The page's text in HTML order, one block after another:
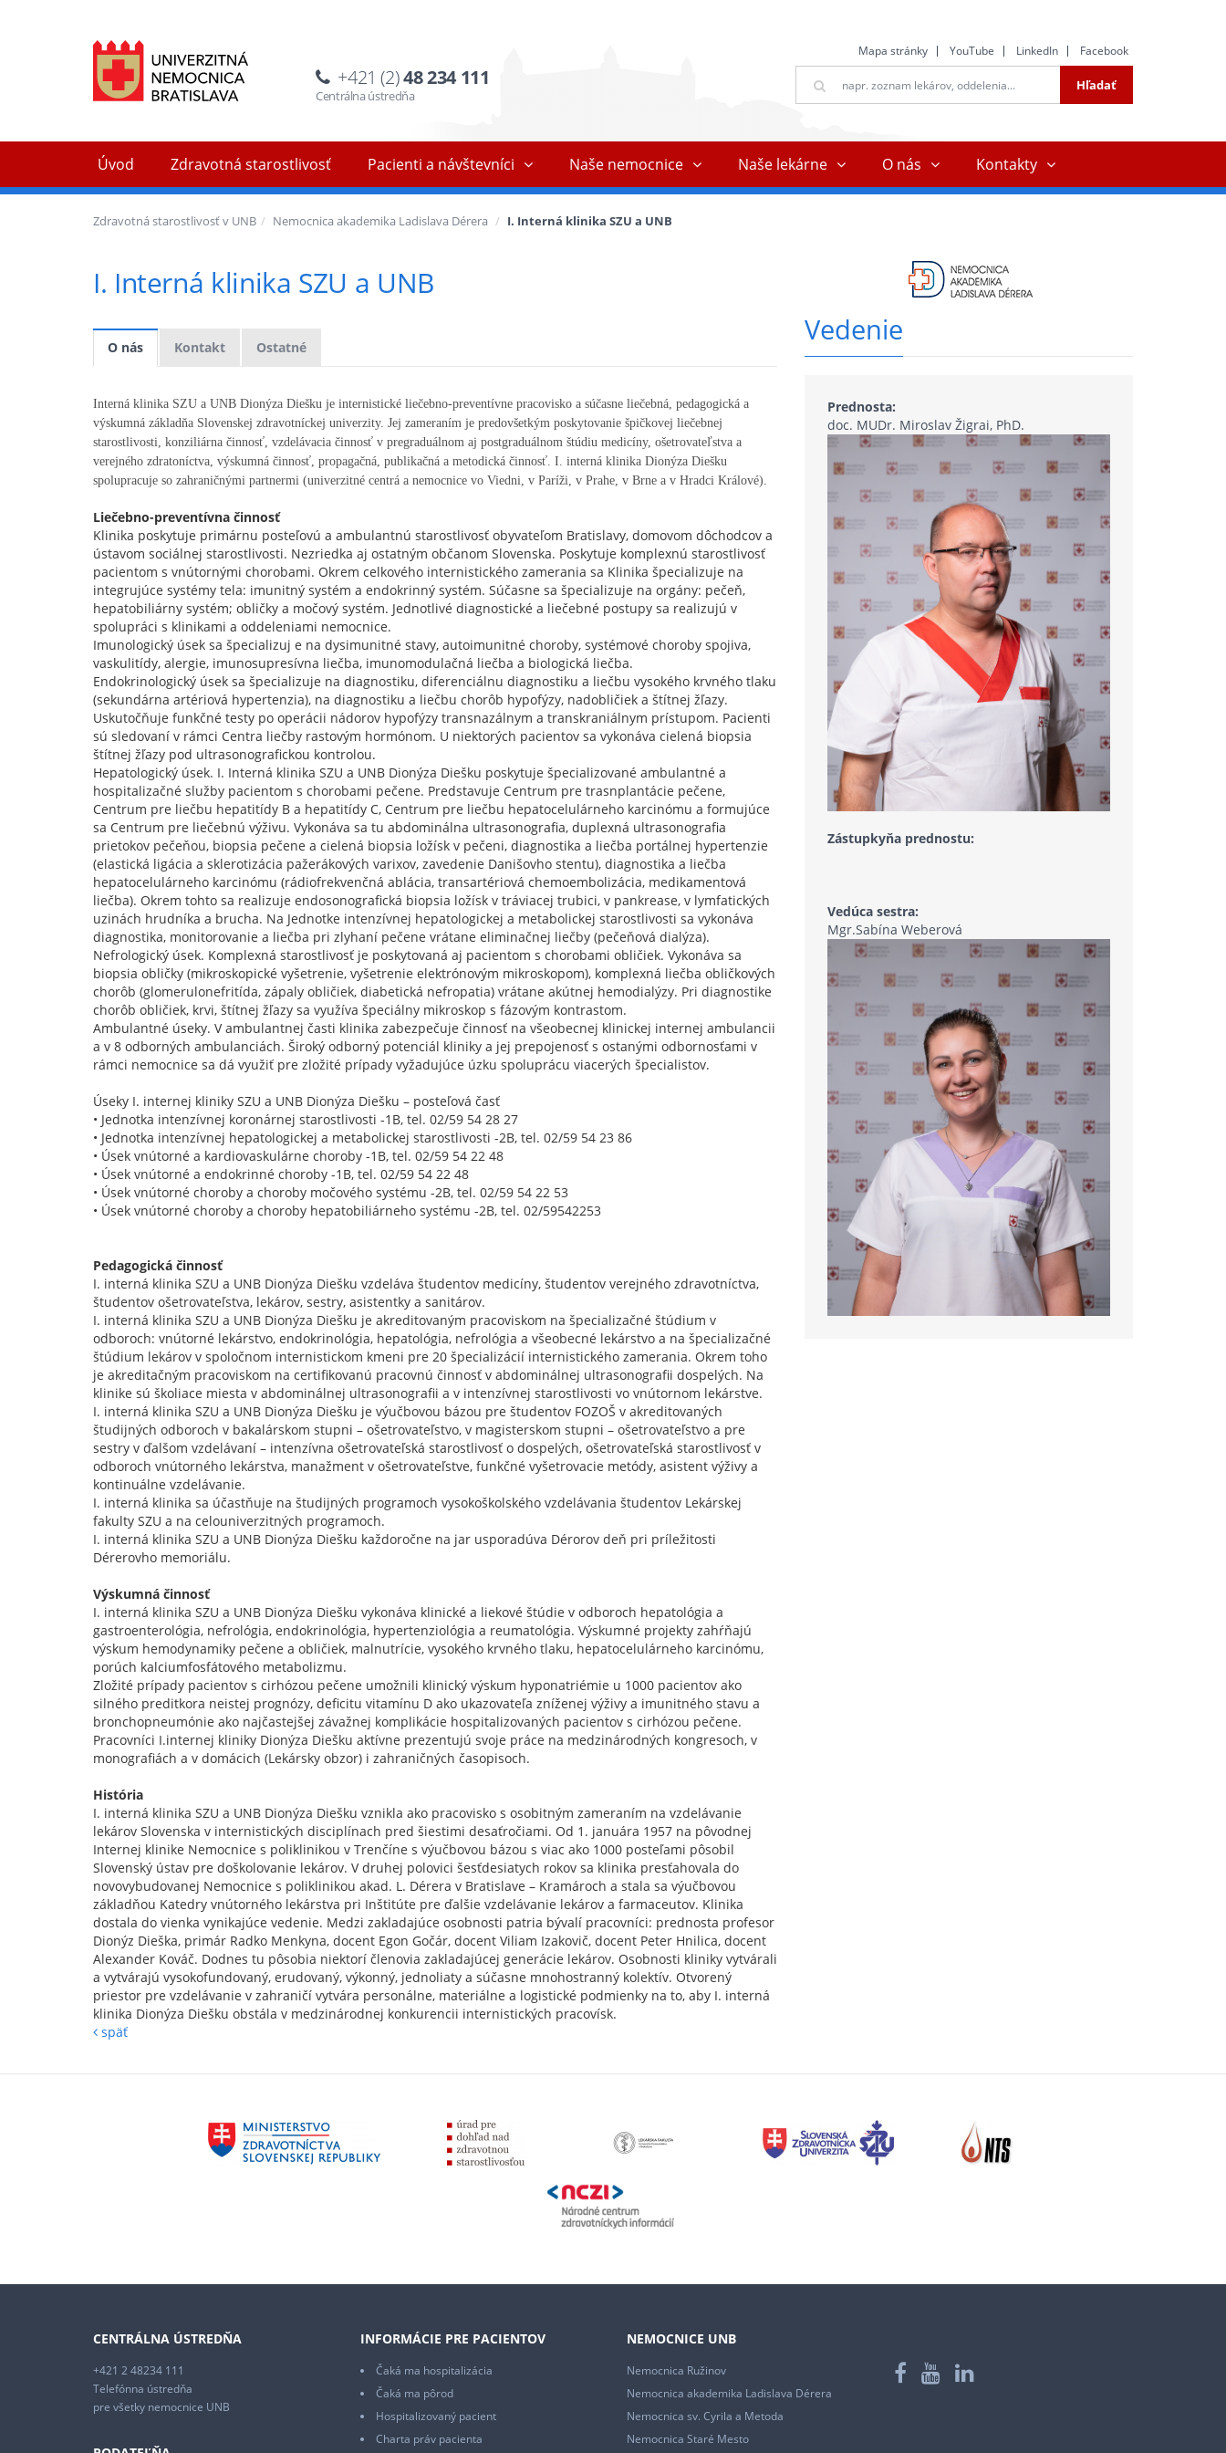
+421 (2)48 234 111
Centrálna ústredňa
Mapa stránky YouTube LinkedIn Facebook
vyhľadávanie
Hľadať
Úvod Zdravotná starostlivosť Pacienti a návštevníci Naše nemocnice Naše lekárne O nás Kontakty
Zdravotná starostlivosť v UNB Nemocnica akademika Ladislava Dérera I. Interná klinika SZU a UNB
I. Interná klinika SZU a UNB
O nás Kontakt Ostatné
Interná klinika SZU a UNB Dionýza Diešku je internistické liečebno-preventívne pracovisko a súčasne liečebná, pedagogická a
výskumná základňa Slovenskej zdravotníckej univerzity. Jej zameraním je predovšetkým poskytovanie špičkovej liečebnej
starostlivosti, konziliárna činnosť, vzdelávacia činnosť v pregraduálnom aj postgraduálnom štúdiu medicíny, ošetrovateľstva a
verejného zdratoníctva, výskumná činnosť, propagačná, publikačná a metodická činnosť. I. interná klinika Dionýza Diešku
spolupracuje so zahraničnými partnermi (univerzitné centrá a nemocnice vo Viedni, v Paríži, v Prahe, v Brne a v Hradci Králové).
Liečebno-preventívna činnosť
Klinika poskytuje primárnu posteľovú a ambulantnú starostlivosť obyvateľom Bratislavy, domovom dôchodcov a
ústavom sociálnej starostlivosti. Nezriedka aj ostatným občanom Slovenska. Poskytuje komplexnú starostlivosť
pacientom s vnútornými chorobami. Okrem celkového internistického zamerania sa Klinika špecializuje na
integrujúce systémy tela: imunitný systém a endokrinný systém. Súčasne sa špecializuje na orgány: pečeň,
hepatobiliárny systém; obličky a močový systém. Jednotlivé diagnostické a liečebné postupy sa realizujú v
spolupráci s klinikami a oddeleniami nemocnice.
Imunologický úsek sa špecializuj e na dysimunitné stavy, autoimunitné choroby, systémové choroby spojiva,
vaskulitídy, alergie, imunosupresívna liečba, imunomodulačná liečba a biologická liečba.
Endokrinologický úsek sa špecializuje na diagnostiku, diferenciálnu diagnostiku a liečbu vysokého krvného tlaku
(sekundárna artériová hypertenzia), na diagnostiku a liečbu chorôb hypofýzy, nadobličiek a štítnej žľazy.
Uskutočňuje funkčné testy po operácii nádorov hypofýzy transnazálnym a transkraniálnym prístupom. Pacienti
sú sledovaní v rámci Centra liečby rastovým hormónom. U niektorých pacientov sa vykonáva cielená biopsia
štítnej žľazy pod ultrasonografickou kontrolou.
Hepatologický úsek. I. Interná klinika SZU a UNB Dionýza Diešku poskytuje špecializované ambulantné a
hospitalizačné služby pacientom s chorobami pečene. Predstavuje Centrum pre trasnplantácie pečene,
Centrum pre liečbu hepatitídy B a hepatitídy C, Centrum pre liečbu hepatocelulárneho karcinómu a formujúce
sa Centrum pre liečebnú výživu. Vykonáva sa tu abdominálna ultrasonografia, duplexná ultrasonografia
prietokov pečeňou, biopsia pečene a cielená biopsia ložísk v pečeni, diagnostika a liečba portálnej hypertenzie
(elastická ligácia a sklerotizácia pažerákových varixov, zavedenie Danišovho stentu), diagnostika a liečba
hepatocelulárneho karcinómu (rádiofrekvenčná ablácia, transartériová chemoembolizácia, medikamentová
liečba). Okrem tohto sa realizuje endosonografická biopsia ložísk v tráviacej trubici, v pankrease, v lymfatických
uzinách hrudníka a brucha. Na Jednotke intenzívnej hepatologickej a metabolickej starostlivosti sa vykonáva
diagnostika, monitorovanie a liečba pri zlyhaní pečene vrátane eliminačnej liečby (pečeňová dialýza).
Nefrologický úsek. Komplexná starostlivosť je poskytovaná aj pacientom s chorobami obličiek. Vykonáva sa
biopsia obličky (mikroskopické vyšetrenie, vyšetrenie elektrónovým mikroskopom), komplexná liečba obličkových
chorôb (glomerulonefritída, zápaly obličiek, diabetická nefropatia) vrátane akútnej hemodialýzy. Pri diagnostike
chorôb obličiek, krvi, štítnej žľazy sa využíva špeciálny mikroskop s fázovým kontrastom.
Ambulantné úseky. V ambulantnej časti klinika zabezpečuje činnosť na všeobecnej klinickej internej ambulancii
a v 8 odborných ambulanciách. Široký odborný potenciál kliniky a jej prepojenosť s ostanými odbornosťami v
rámci nemocnice sa dá využiť pre zložité prípady vyžadujúce úzku spoluprácu viacerých špecialistov.
Úseky I. internej kliniky SZU a UNB Dionýza Diešku – posteľová časť
• Jednotka intenzívnej koronárnej starostlivosti -1B, tel. 02/59 54 28 27
• Jednotka intenzívnej hepatologickej a metabolickej starostlivosti -2B, tel. 02/59 54 23 86
• Úsek vnútorné a kardiovaskulárne choroby -1B, tel. 02/59 54 22 48
• Úsek vnútorné a endokrinné choroby -1B, tel. 02/59 54 22 48
• Úsek vnútorné choroby a choroby močového systému -2B, tel. 02/59 54 22 53
• Úsek vnútorné choroby a choroby hepatobiliárneho systému -2B, tel. 02/59542253
Pedagogická činnosť
I. interná klinika SZU a UNB Dionýza Diešku vzdeláva študentov medicíny, študentov verejného zdravotníctva,
študentov ošetrovateľstva, lekárov, sestry, asistentky a sanitárov.
I. interná klinika SZU a UNB Dionýza Diešku je akreditovaným pracoviskom na špecializačné štúdium v
odboroch: vnútorné lekárstvo, endokrinológia, hepatológia, nefrológia a všeobecné lekárstvo a na špecializačné
štúdium lekárov v spoločnom internistickom kmeni pre 20 špecializácií internistického zamerania. Okrem toho
je akreditačným pracoviskom na certifikovanú pracovnú činnosť v abdominálnej ultrasonografii dospelých. Na
klinike sú školiace miesta v abdominálnej ultrasonografii a v intenzívnej starostlivosti vo vnútornom lekárstve.
I. interná klinika SZU a UNB Dionýza Diešku je výučbovou bázou pre študentov FOZOŠ v akreditovaných
študijných odboroch v bakalárskom stupni – ošetrovateľstvo, v magisterskom stupni – ošetrovateľstvo a pre
sestry v ďalšom vzdelávaní – intenzívna ošetrovateľská starostlivosť o dospelých, ošetrovateľská starostlivosť v
odboroch vnútorného lekárstva, manažment v ošetrovateľstve, funkčné vyšetrovacie metódy, asistent výživy a
kontinuálne vzdelávanie.
I. interná klinika sa účastňuje na študijných programoch vysokoškolského vzdelávania študentov Lekárskej
fakulty SZU a na celouniverzitných programoch.
I. interná klinika SZU a UNB Dionýza Diešku každoročne na jar usporadúva Dérorov deň pri príležitosti
Dérerovho memoriálu.
Výskumná činnosť
I. interná klinika SZU a UNB Dionýza Diešku vykonáva klinické a liekové štúdie v odboroch hepatológia a
gastroenterológia, nefrológia, endokrinológia, hypertenziológia a reumatológia. Výskumné projekty zahŕňajú
výskum hemodynamiky pečene a obličiek, malnutrície, vysokého krvného tlaku, hepatocelulárneho karcinómu,
porúch kalciumfosfátového metabolizmu.
Zložité prípady pacientov s cirhózou pečene umožnili klinický výskum hyponatriémie u 1000 pacientov ako
silného preditkora neistej prognózy, deficitu vitamínu D ako ukazovateľa zníženej výživy a imunitného stavu a
bronchopneumónie ako najčastejšej závažnej komplikácie hospitalizovaných pacientov s cirhózou pečene.
Pracovníci I.internej kliniky Dionýza Diešku aktívne prezentujú svoje práce na medzinárodných kongresoch, v
monografiách a v domácich (Lekársky obzor) i zahraničných časopisoch.
História
I. interná klinika SZU a UNB Dionýza Diešku vznikla ako pracovisko s osobitným zameraním na vzdelávanie
lekárov Slovenska v internistických disciplínach pred šiestimi desaťročiami. Od 1. januára 1957 na pôvodnej
Internej klinike Nemocnice s poliklinikou v Trenčíne s výučbovou bázou s viac ako 1000 posteľami pôsobil
Slovenský ústav pre doškolovanie lekárov. V druhej polovici šesťdesiatych rokov sa klinika presťahovala do
novovybudovanej Nemocnice s poliklinikou akad. L. Dérera v Bratislave – Kramároch a stala sa výučbovou
základňou Katedry vnútorného lekárstva pri Inštitúte pre ďalšie vzdelávanie lekárov a farmaceutov. Klinika
dostala do vienka vynikajúce vedenie. Medzi zakladajúce osobnosti patria bývalí pracovníci: prednosta profesor
Dionýz Dieška, primár Radko Menkyna, docent Egon Gočár, docent Viliam Izakovič, docent Peter Hnilica, docent
Alexander Kováč. Dodnes tu pôsobia niektorí členovia zakladajúcej generácie lekárov. Osobnosti kliniky vytvárali
a vytvárajú vysokofundovaný, erudovaný, výkonný, jednoliaty a súčasne mnohostranný kolektív. Otvorený
priestor pre vzdelávanie v zahraničí vytvára personálne, materiálne a logistické podmienky na to, aby I. interná
klinika Dionýza Diešku obstála v medzinárodnej konkurencii internistických pracovísk.
späť
Vedenie
Prednosta:
doc. MUDr. Miroslav Žigrai, PhD.
Zástupkyňa prednostu:
Vedúca sestra:
Mgr.Sabína Weberová
CENTRÁLNA ÚSTREDŇA
+421 2 48234 111
Telefónna ústredňa
pre všetky nemocnice UNB
INFORMÁCIE PRE PACIENTOV
Čaká ma hospitalizácia
Čaká ma pôrod
Hospitalizovaný pacient
Charta práv pacienta
NEMOCNICE UNB
Nemocnica Ružinov
Nemocnica akademika Ladislava Dérera
Nemocnica sv. Cyrila a Metoda
Nemocnica Staré Mesto
Facebook
YouTube
LinkedIn